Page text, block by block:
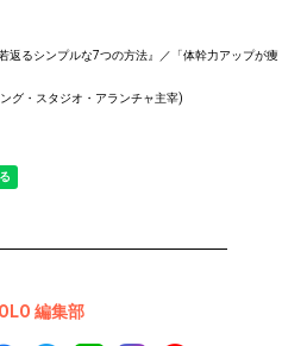
返るシンプルな7つの方法』／「体幹力アップが痩
グ・スタジオ・アランチャ主宰)
編集部